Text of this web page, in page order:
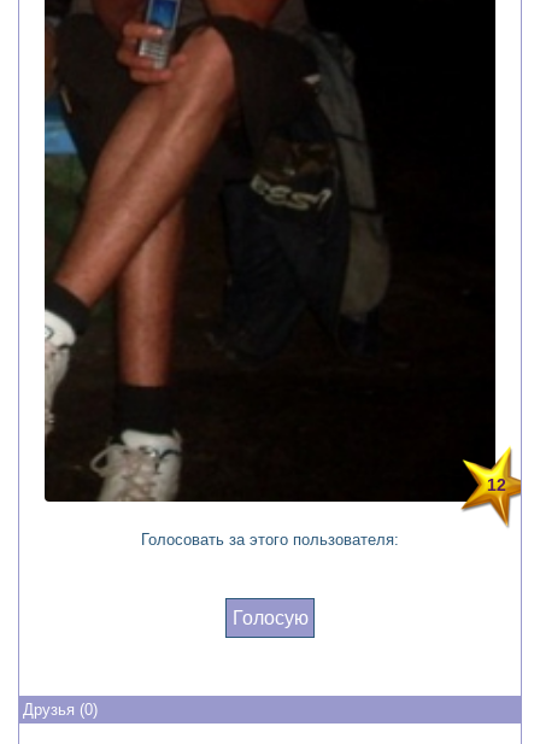
12
Голосовать за этого пользователя:
Голосую
Друзья (0)